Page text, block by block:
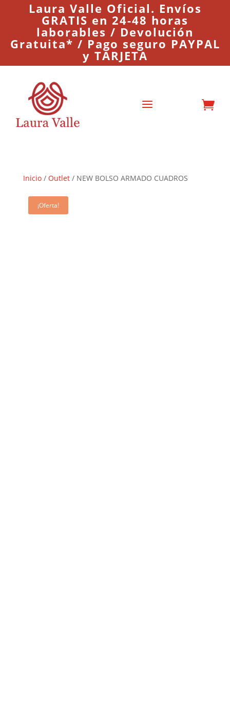
Laura Valle Oficial. Envíos
GRATIS en 24-48 horas
laborables / Devolución
Gratuita* / Pago seguro PAYPAL
y TARJETA
a 
Inicio/ Outlet/ NEW BOLSO ARMADO CUADROS
¡Oferta!